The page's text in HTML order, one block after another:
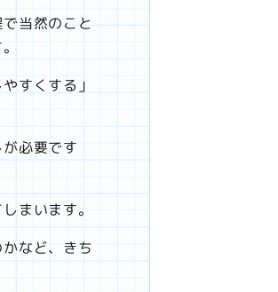
当然のこと
すくする」
必要です
まいます。
など、きち